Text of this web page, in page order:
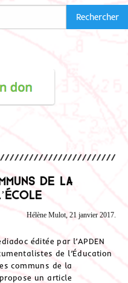
de la
Hélène Mulot, 21 janvier 2017.
éditée par l’APDEN
de l’Éducation
communs de la
un article